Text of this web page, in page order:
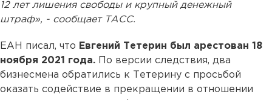
12 лет лишения свободы и крупный денежный
штраф», - сообщает ТАСС.
ЕАН писал, что Евгений Тетерин был арестован 18
ноября 2021 года. По версии следствия, два
бизнесмена обратились к Тетерину с просьбой
оказать содействие в прекращении в отношении